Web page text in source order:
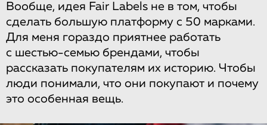
Вообще, идея Fair Labels не в том, чтобы
сделать большую платформу с 50 марками.
Для меня гораздо приятнее работать
с шестью-семью брендами, чтобы
рассказать покупателям их историю. Чтобы
люди понимали, что они покупают и почему
это особенная вещь.